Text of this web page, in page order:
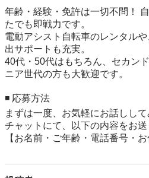
年齢・経験・免許は一切不問！
たでも即戦力です。
電動アシスト自転車のレンタル
出サポートも充実。
40代・50代はもちろん、セカン
ニア世代の方も大歓迎です。
◾️ 応募方法
まずは一度、お気軽にお話しして
チャットにて、以下の内容をお送
【お名前・ご年齢・電話番号・お